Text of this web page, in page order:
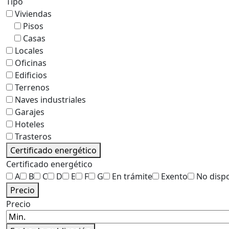
Viviendas
Pisos
Casas
Locales
Oficinas
Edificios
Terrenos
Naves industriales
Garajes
Hoteles
Trasteros
Certificado energético
Certificado energético
A
B C D E F G En trámite Exento
No
Precio
Precio